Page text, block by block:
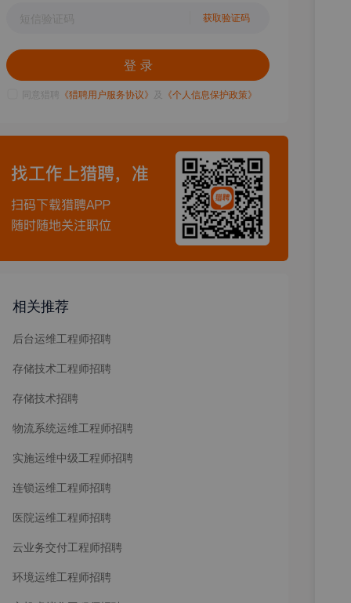
获取验证码
登 录
同意猎聘 《猎聘用户服务协议》 及 《个人信息保护政策》
相关推荐
后台运维工程师招聘
存储技术工程师招聘
存储技术招聘
物流系统运维工程师招聘
实施运维中级工程师招聘
连锁运维工程师招聘
医院运维工程师招聘
云业务交付工程师招聘
环境运维工程师招聘